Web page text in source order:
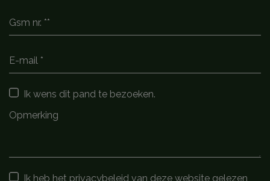
Ik wens dit pand te bezoeken.
Ik heb het privacybeleid van deze website gelezen